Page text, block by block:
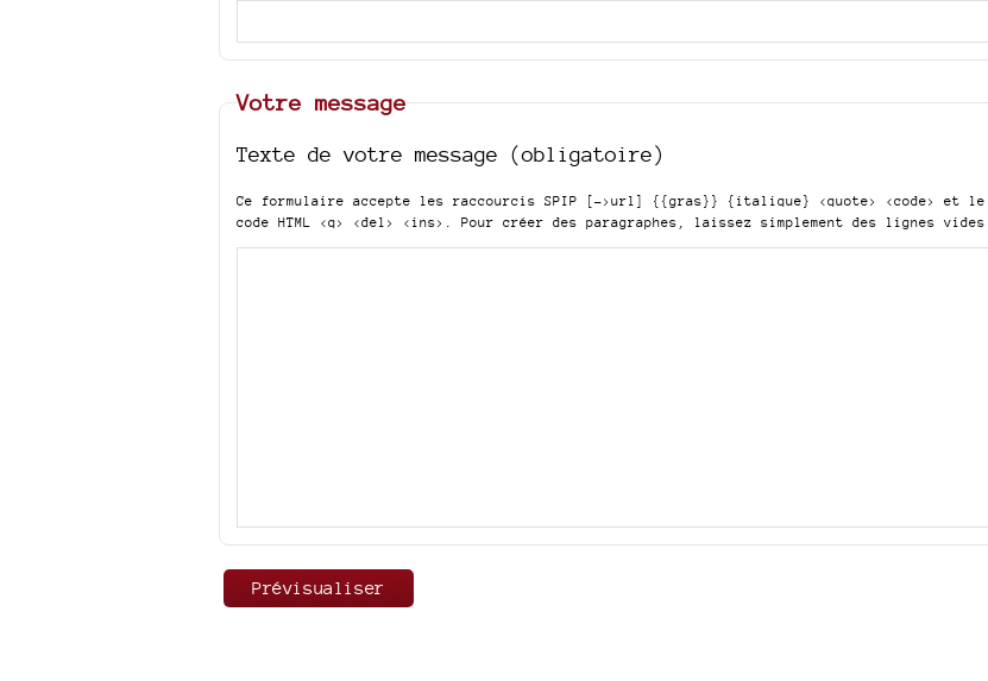
Votre message
Texte de votre message (obligatoire)
Ce formulaire accepte les raccourcis SPIP [->url] {{gras}} {italique} <quote> <code>
et le
code HTML <q> <del> <ins> . Pour créer des paragraphes, laissez simplement des lignes vides.